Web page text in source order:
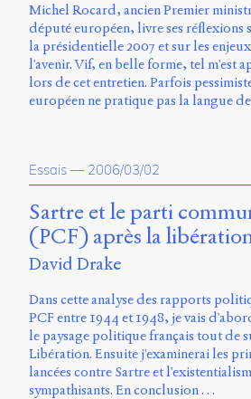
Michel Rocard, ancien Premier
député européen, livre ses réflexions
la présidentielle 2007 et sur les
l'avenir. Vif, en belle forme, tel m'est
lors de cet entretien. Parfois
européen ne pratique pas la langue
Essais — 2006/03/02
Sartre et le parti
(PCF) après la
David Drake
Dans cette analyse des rapports
PCF entre 1944 et 1948, je vais
le paysage politique français tout de
Libération. Ensuite j'examinerai les
lancées contre Sartre et
sympathisants. En conclusion …